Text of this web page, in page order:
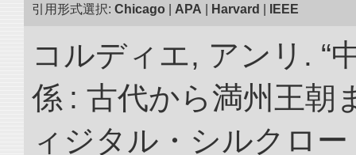
引用形式選択: Chicago APA Harvard IEEE
コルディエ, アンリ. “
係 : 古代から満州王朝
ィジタル・シルクロ